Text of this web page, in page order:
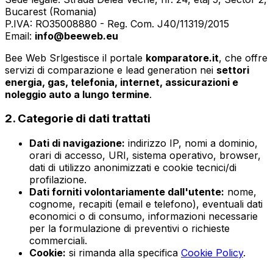
Bucarest (Romania)
P.IVA: RO35008880 - Reg. Com. J40/11319/2015
Email: info@beeweb.eu
Bee Web Srlgestisce il portale komparatore.it, che offre
servizi di comparazione e lead generation nei settori
energia, gas, telefonia, internet, assicurazioni e
noleggio auto a lungo termine.
2. Categorie di dati trattati
Dati di navigazione: indirizzo IP, nomi a dominio,
orari di accesso, URI, sistema operativo, browser,
dati di utilizzo anonimizzati e cookie tecnici/di
profilazione.
Dati forniti volontariamente dall'utente: nome,
cognome, recapiti (email e telefono), eventuali dati
economici o di consumo, informazioni necessarie
per la formulazione di preventivi o richieste
commerciali.
Cookie: si rimanda alla specifica Cookie Policy.